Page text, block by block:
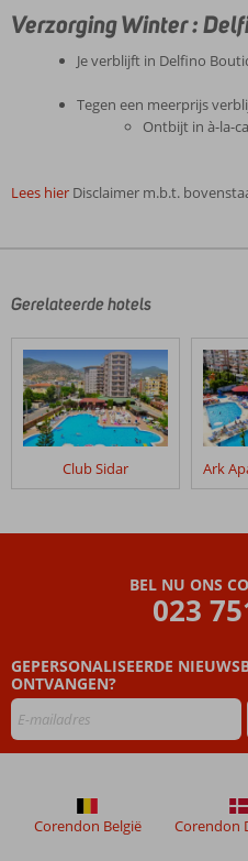
Verzorging Winter :
Je verblijft in Delfino
Tegen een meerprijs
Ontbijt in à-la-
Lees hier Disclaimer m.b.t.
door
klanten
geschreven
na
hun
verblijf
Beoordelingen
dan
48
niet
weergegeven
om
Gerelateerde hotels
Club Sidar
BEL NU ONS
023
GEPERSONALISEERDE
ONTVANGEN?
Corendon België Corendon